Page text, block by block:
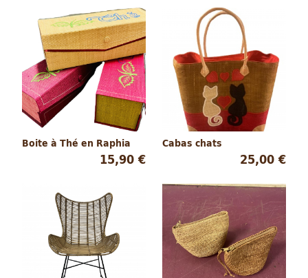
Boite à Thé en Raphia
15,90 €
Cabas chats
25,00 €